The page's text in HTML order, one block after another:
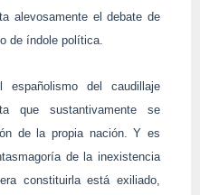
alevosamente el debate de
de índole política.
españolismo del caudillaje
que sustantivamente se
de la propia nación. Y es
de la inexistencia
constituirla está exiliado,